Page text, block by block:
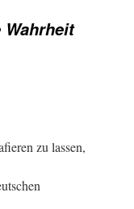
Wahrheit
zu lassen,